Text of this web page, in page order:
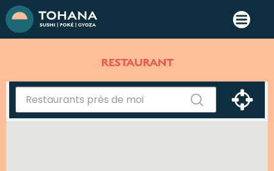
RESTAURANT
VOIR TOUS